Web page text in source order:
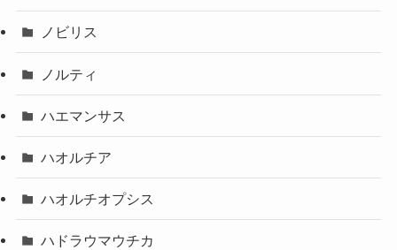
ノビリス
ノルティ
ハエマンサス
ハオルチア
ハオルチオプシス
ハドラウマウチカ